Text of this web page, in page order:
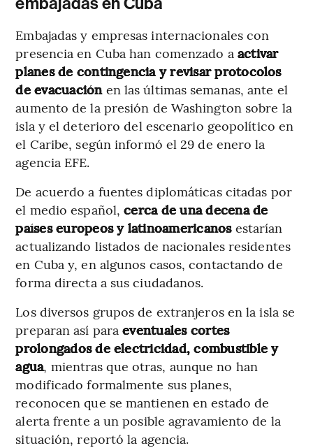
Embajadas y empresas internacionales con
presencia en Cuba han comenzado a activar
planes de contingencia y revisar protocolos
de evacuaciónen las últimas semanas, ante el
aumento de la presión de Washington sobre la
isla y el deterioro del escenario geopolítico en
el Caribe, según informó el 29 de enero la
agencia EFE.
De acuerdo a fuentes diplomáticas citadas por
el medio español,cerca de una decena de
países europeos y latinoamericanosestarían
actualizando listados de nacionales residentes
en Cuba y, en algunos casos, contactando de
forma directa a sus ciudadanos.
Los diversos grupos de extranjeros en la isla se
preparan así paraeventuales cortes
prolongados de electricidad, combustible y
agua, mientras que otras, aunque no han
modificado formalmente sus planes,
reconocen que se mantienen en estado de
alerta frente a un posible agravamiento de la
situación, reportó la agencia.